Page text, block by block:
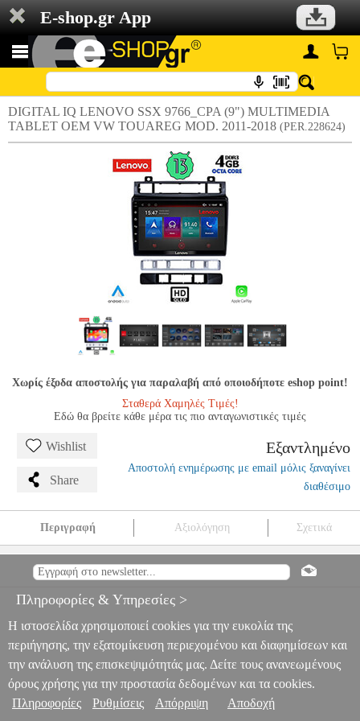
E-shop.gr App
DIGITAL IQ LENOVO SSX 9766_CPA (9") MULTIMEDIA
TABLET OEM VW TOUAREG MOD. 2011-2018 (PER.228624)
Χωρίς έξοδα αποστολής για παραλαβή από οποιοδήποτε eshop point!
Σταθερά Χαμηλές Τιμές!
Εδώ θα βρείτε κάθε μέρα τις πιο ανταγωνιστικές τιμές
Wishlist
Share
Εξαντλημένο
Αποστολή ενημέρωσης με email μόλις ξαναγίνει
διαθέσιμο
Περιγραφή Αξιολόγηση Σχετικά
TABLET OEM VW TOUAREG MOD. 2011-2018
PER.228624
ΑΥΤΟΚΙΝΗΤΟΥ
DIGITAL IQ LENOVO SSX 9766_CPA (9")
MULTIMEDIA TABLET OEM VW TOUAREG MOD. 2011-2018
0
Πληροφορίες & Υπηρεσίες >
Η ιστοσελίδα χρησιμοποιεί cookies για την ευκολία της
περιήγησης, την εξατομίκευση περιεχομένου και διαφημίσεων και
την ανάλυση της επισκεψιμότητάς μας. Δείτε τους ανανεωμένους
όρους χρήσης για την προστασία δεδομένων και τα cookies.
Πληροφορίες
Ρυθμίσεις Απόρριψη Αποδοχή